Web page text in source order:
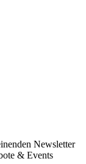
Newsletter
& Events